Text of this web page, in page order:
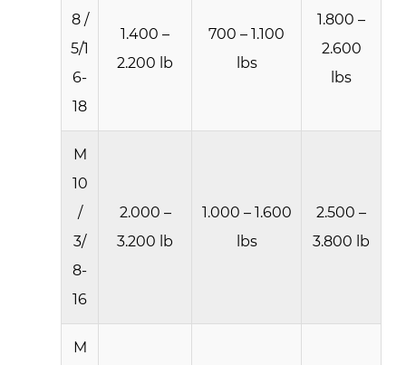
8
Perçin
Somunları,
Kaynak
Somunları
ve
Klips
Somunları:
Yük
Kapasitesi
Nasıl
Karşılaştırılır
9
Özel
8 /
5/1
6-
18
1.400 –
2.200 lb
700 – 1.100
lbs
1.800 –
2.600
lbs
M
10
/
3/
8-
16
2.000 –
3.200 lb
1.000 – 1.600
lbs
2.500 –
3.800 lb
M